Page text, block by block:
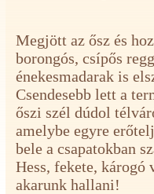
Megjött az ősz és
borongós, csípős
énekesmadarak is
Csendesebb lett a
őszi szél dúdol
amelybe egyre
bele a csapatokban
Hess, fekete, károgó
akarunk hallani!